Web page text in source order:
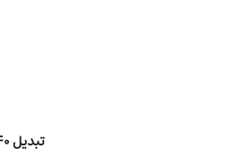
تبدیل 40 بنکن